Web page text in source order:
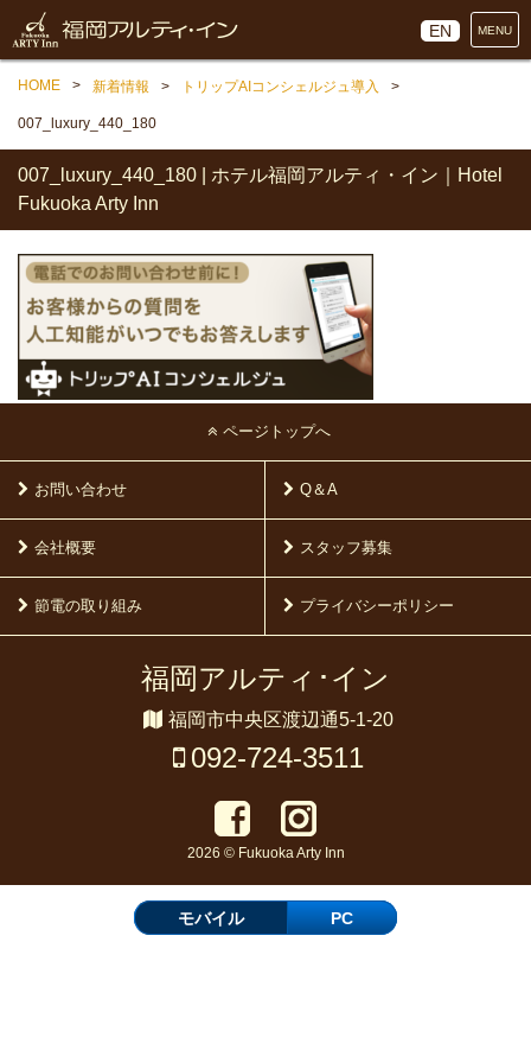
EN MENU
HOME 新着情報 トリップAIコンシェルジュ導入
007_luxury_440_180
007_luxury_440_180 | ホテル福岡アルティ・イン｜Hotel
Fukuoka Arty Inn
ページトップへ
お問い合わせ Q＆A
会社概要 スタッフ募集
節電の取り組み プライバシーポリシー
福岡アルティ･イン
福岡市中央区渡辺通5-1-20
092-724-3511
2026 © Fukuoka Arty Inn
モバイル PC